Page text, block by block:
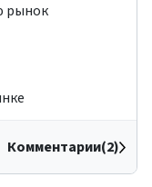
рынок
Комментарии(2)